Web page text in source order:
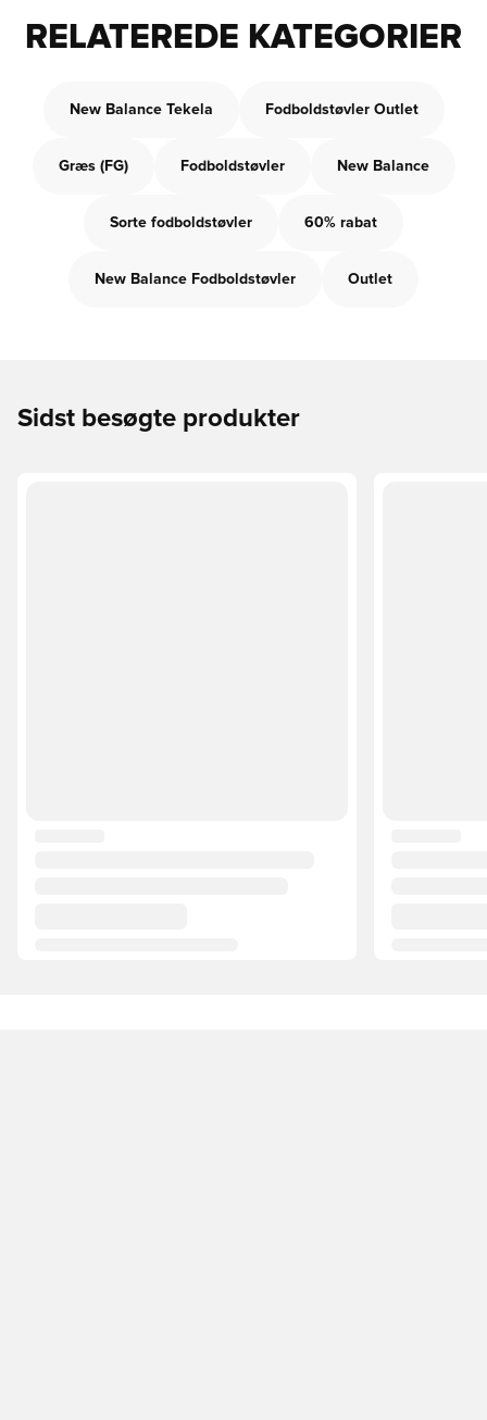
RELATEREDE KATEGORIER
New Balance Tekela Fodboldstøvler Outlet
Græs (FG) Fodboldstøvler New Balance
Sorte fodboldstøvler 60% rabat
New Balance Fodboldstøvler Outlet
Sidst besøgte produkter